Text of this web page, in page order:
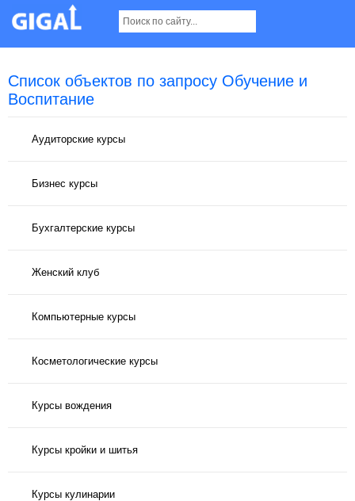
Список объектов по запросу Обучение и
Воспитание
Аудиторские курсы
Бизнес курсы
Бухгалтерские курсы
Женский клуб
Компьютерные курсы
Косметологические курсы
Курсы вождения
Курсы кройки и шитья
Курсы кулинарии